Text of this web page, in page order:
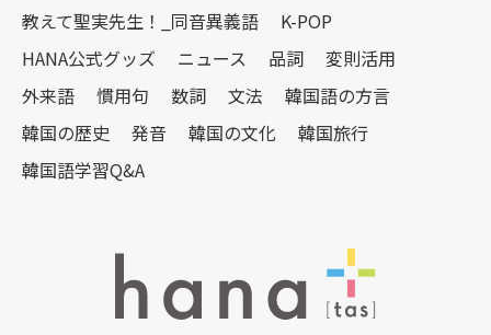
教えて聖実先生！_同音異義語
K-POP
HANA公式グッズ
ニュース 品詞
変則活用
外来語
慣用句 数詞 文法
韓国語の方言
韓国の歴史
発音 韓国の文化
韓国旅行
韓国語学習Q&A